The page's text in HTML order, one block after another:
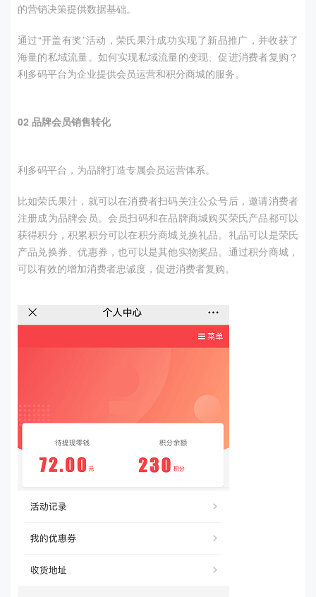
的营销决策提供数据基础。
通过“开盖有奖”活动，荣氏果汁成功实现了新品推广，并收获了
海量的私域流量。如何实现私域流量的变现、促进消费者复购？
利多码平台为企业提供会员运营和积分商城的服务。
02 品牌会员销售转化
利多码平台，为品牌打造专属会员运营体系。
比如荣氏果汁，就可以在消费者扫码关注公众号后，邀请消费者
注册成为品牌会员。会员扫码和在品牌商城购买荣氏产品都可以
获得积分，积累积分可以在积分商城兑换礼品。礼品可以是荣氏
产品兑换券、优惠券，也可以是其他实物奖品。通过积分商城，
可以有效的增加消费者忠诚度，促进消费者复购。